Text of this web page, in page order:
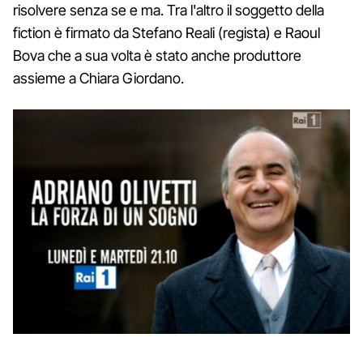
risolvere senza se e ma. Tra l'altro il soggetto della
fiction è firmato da Stefano Reali (regista) e Raoul
Bova che a sua volta è stato anche produttore
assieme a Chiara Giordano.